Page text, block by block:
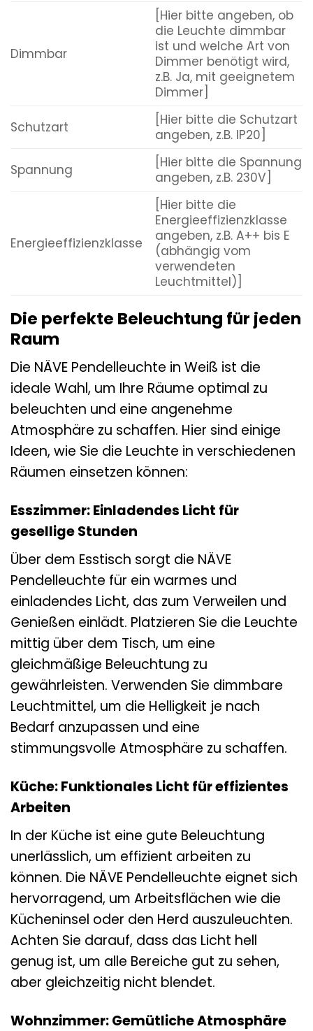
Dimmbar
[Hier bitte angeben, ob
die Leuchte dimmbar
ist und welche Art von
Dimmer benötigt wird,
z.B. Ja, mit geeignetem
Dimmer]
Schutzart
[Hier bitte die Schutzart
angeben, z.B. IP20]
Spannung
[Hier bitte die Spannung
angeben, z.B. 230V]
Energieeffizienzklasse
[Hier bitte die
Energieeffizienzklasse
angeben, z.B. A++ bis E
(abhängig vom
verwendeten
Leuchtmittel)]
Die perfekte Beleuchtung für jeden
Raum
Die NÄVE Pendelleuchte in Weiß ist die
ideale Wahl, um Ihre Räume optimal zu
beleuchten und eine angenehme
Atmosphäre zu schaffen. Hier sind einige
Ideen, wie Sie die Leuchte in verschiedenen
Räumen einsetzen können:
Esszimmer: Einladendes Licht für
gesellige Stunden
Über dem Esstisch sorgt die NÄVE
Pendelleuchte für ein warmes und
einladendes Licht, das zum Verweilen und
Genießen einlädt. Platzieren Sie die Leuchte
mittig über dem Tisch, um eine
gleichmäßige Beleuchtung zu
gewährleisten. Verwenden Sie dimmbare
Leuchtmittel, um die Helligkeit je nach
Bedarf anzupassen und eine
stimmungsvolle Atmosphäre zu schaffen.
Küche: Funktionales Licht für effizientes
Arbeiten
In der Küche ist eine gute Beleuchtung
unerlässlich, um effizient arbeiten zu
können. Die NÄVE Pendelleuchte eignet sich
hervorragend, um Arbeitsflächen wie die
Kücheninsel oder den Herd auszuleuchten.
Achten Sie darauf, dass das Licht hell
genug ist, um alle Bereiche gut zu sehen,
aber gleichzeitig nicht blendet.
Wohnzimmer: Gemütliche Atmosphäre